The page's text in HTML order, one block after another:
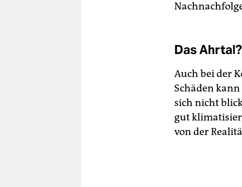
Das
Auch bei der
Schäden
sich nicht
gut
von der